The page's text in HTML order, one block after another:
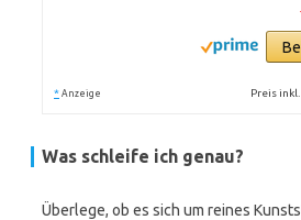
* Anzeige Preis
Was schleife ich genau?
Überlege, ob es sich um reines